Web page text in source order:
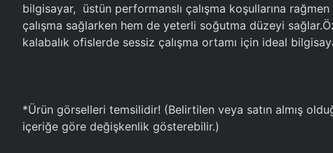
bilgisayar, üstün performanslı çalışma koşullarına rağmen
çalışma sağlarken hem de yeterli soğutma düzeyi
kalabalık ofislerde sessiz çalışma ortamı için ideal
*Ürün görselleri temsilidir! (Belirtilen veya satın almış
içeriğe göre değişkenlik gösterebilir.)